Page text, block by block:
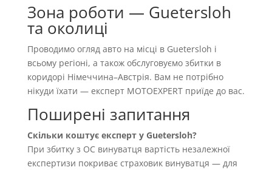
Зона роботи — Guetersloh
та околиці
Проводимо огляд авто на місці в Guetersloh і
всьому регіоні, а також обслуговуємо збитки в
коридорі Німеччина–Австрія. Вам не потрібно
нікуди їхати — експерт MOTOEXPERT приїде до вас.
Поширені запитання
Скільки коштує експерт у Guetersloh?
При збитку з OC винуватця вартість незалежної
експертизи покриває страховик винуватця — для